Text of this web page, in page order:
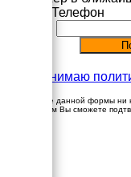
Телефон
Принимаю
Заполнение данной формы ни
менеджером Вы сможете